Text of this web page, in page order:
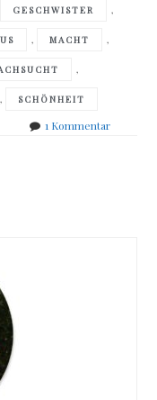
GESCHWISTER ,
, MACHT ,
,
, SCHÖNHEIT
1 Kommentarzu